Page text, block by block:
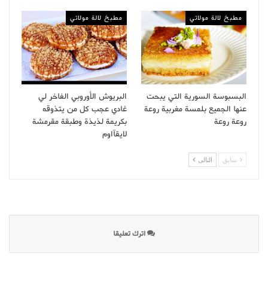
مطبخ لالة مولاتي
البسبوسة السورية التي يبحت
عنها الجميع بلمسة مغربية روعة
روعة روعة
مطبخ لالة مولاتي
البريوش الأوروبي الفاخر لي
غادي عجب كل من يتذوقه
بكريمة لذيذة وطبقة مقرمشة
لايقآاوم
سابق التالى
اترك تعليقا